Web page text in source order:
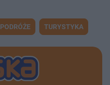
PODRÓŻE TURYSTYKA